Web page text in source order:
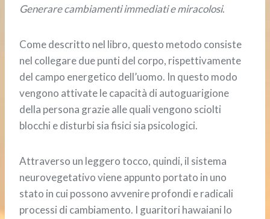
Generare cambiamenti immediati e miracolosi.
Come descritto nel libro, questo metodo consiste
nel collegare due punti del corpo, rispettivamente
del campo energetico dell’uomo. In questo modo
vengono attivate le capacità di autoguarigione
della persona grazie alle quali vengono sciolti
blocchi e disturbi sia fisici sia psicologici.
Attraverso un leggero tocco, quindi, il sistema
neurovegetativo viene appunto portato in uno
stato in cui possono avvenire profondi e radicali
processi di cambiamento. I guaritori hawaiani lo